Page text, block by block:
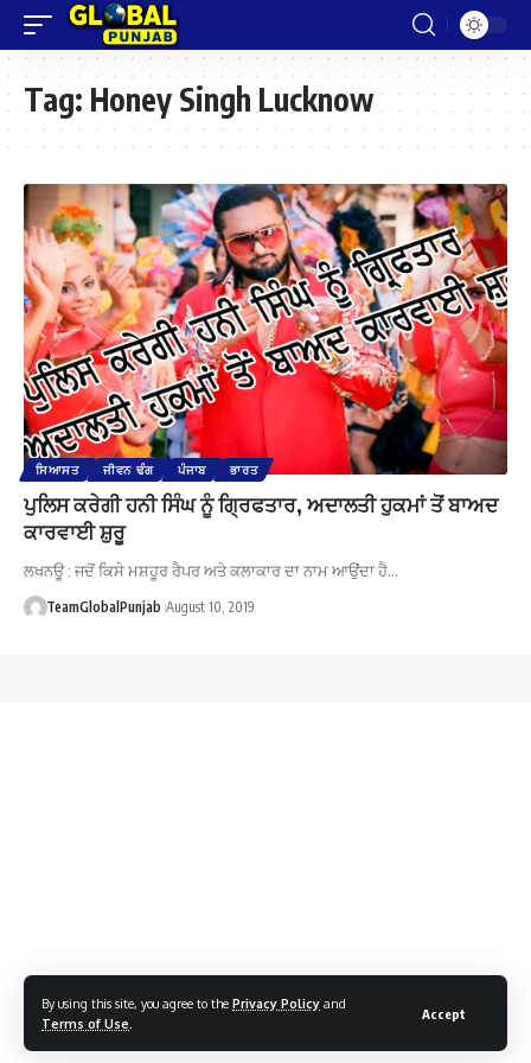
By using this site, you agree to the Privacy Policy and
Terms of Use
Accept
Tag: Honey Singh Lucknow
ਸਿਆਸਤ ਜੀਵਨ ਢੰਗ ਪੰਜਾਬ ਭਾਰਤ
ਪੁਲਿਸ ਕਰੇਗੀ ਹਨੀ ਸਿੰਘ ਨੂੰ ਗ੍ਰਿਫਤਾਰ, ਅਦਾਲਤੀ ਹੁਕਮਾਂ ਤੋਂ ਬਾਅਦ
ਕਾਰਵਾਈ ਸ਼ੁਰੂ
ਲਖਨਊ : ਜਦੋਂ ਕਿਸੇ ਮਸ਼ਹੂਰ ਰੈਪਰ ਅਤੇ ਕਲਾਕਾਰ ਦਾ ਨਾਮ ਆਉਂਦਾ ਹੈ…
TeamGlobalPunjab August 10, 2019